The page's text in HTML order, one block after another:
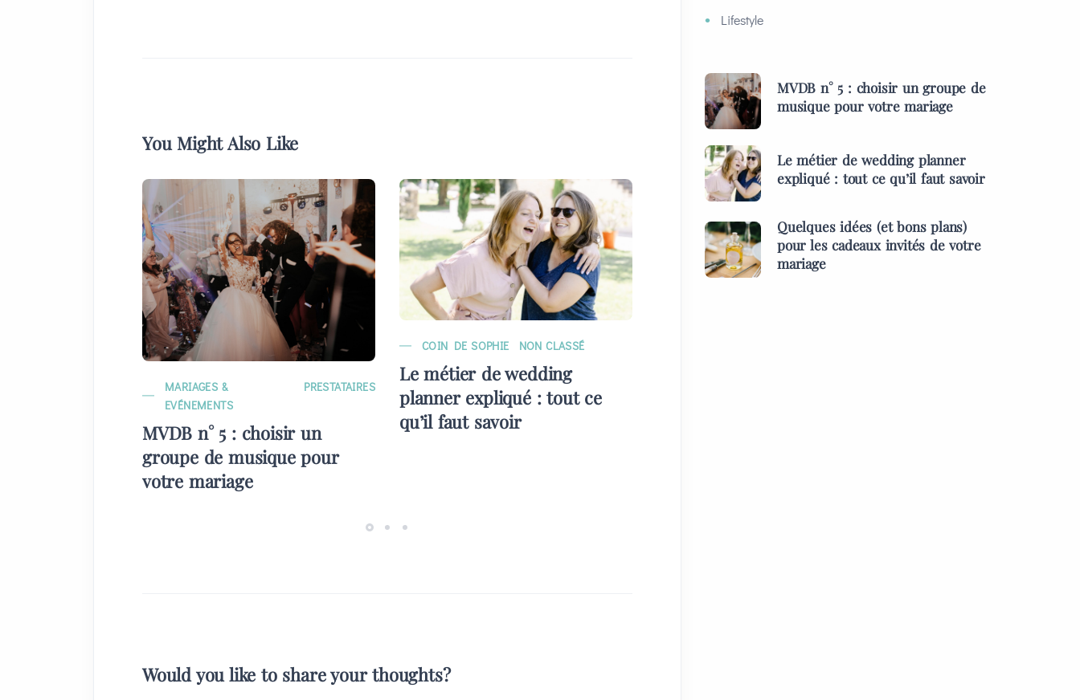
You Might Also Like
MARIAGES &
EVÉNEMENTS
PRESTATAIRES
MVDB n° 5 : choisir un
groupe de musique pour
votre mariage
COIN DE SOPHIE NON CLASSÉ
Le métier de wedding
planner expliqué : tout ce
qu’il faut savoir
Would you like to share your thoughts?
Lifestyle
MVDB n° 5 : choisir un groupe de
musique pour votre mariage
Le métier de wedding planner
expliqué : tout ce qu’il faut savoir
Quelques idées (et bons plans)
pour les cadeaux invités de votre
mariage